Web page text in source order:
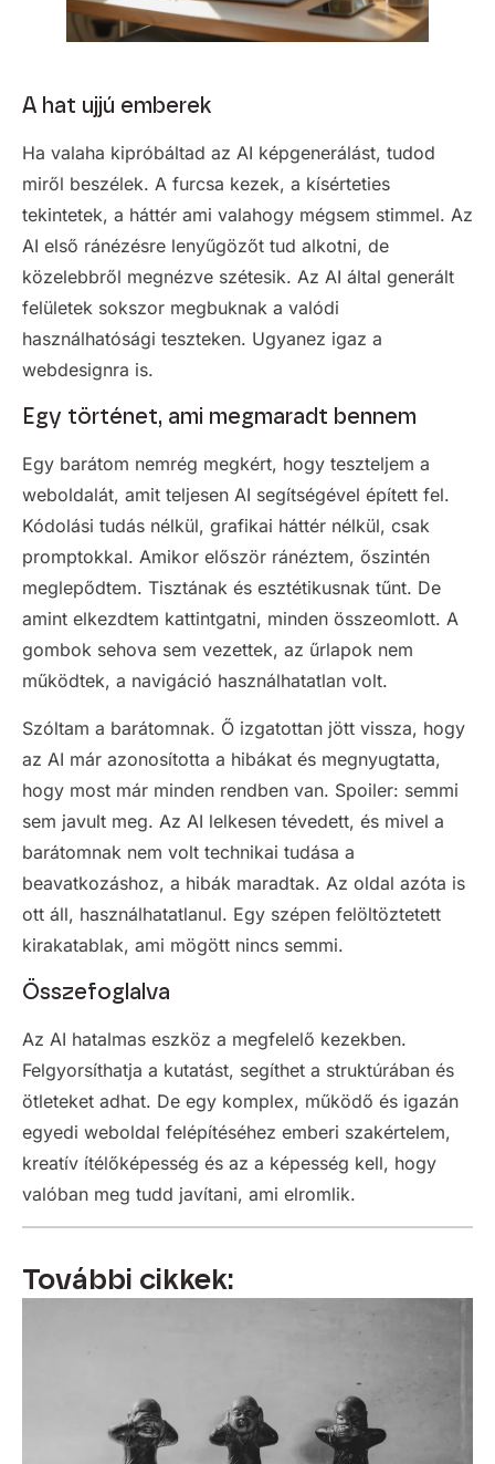
A hat ujjú emberek
Ha valaha kipróbáltad az AI képgenerálást, tudod
miről beszélek. A furcsa kezek, a kísérteties
tekintetek, a háttér ami valahogy mégsem stimmel. Az
AI első ránézésre lenyűgözőt tud alkotni, de
közelebbről megnézve szétesik. Az AI által generált
felületek sokszor megbuknak a valódi
használhatósági teszteken. Ugyanez igaz a
webdesignra is.
Egy történet, ami megmaradt bennem
Egy barátom nemrég megkért, hogy teszteljem a
weboldalát, amit teljesen AI segítségével épített fel.
Kódolási tudás nélkül, grafikai háttér nélkül, csak
promptokkal. Amikor először ránéztem, őszintén
meglepődtem. Tisztának és esztétikusnak tűnt. De
amint elkezdtem kattintgatni, minden összeomlott. A
gombok sehova sem vezettek, az űrlapok nem
működtek, a navigáció használhatatlan volt.
Szóltam a barátomnak. Ő izgatottan jött vissza, hogy
az AI már azonosította a hibákat és megnyugtatta,
hogy most már minden rendben van. Spoiler: semmi
sem javult meg. Az AI lelkesen tévedett, és mivel a
barátomnak nem volt technikai tudása a
beavatkozáshoz, a hibák maradtak. Az oldal azóta is
ott áll, használhatatlanul. Egy szépen felöltöztetett
kirakatablak, ami mögött nincs semmi.
Összefoglalva
Az AI hatalmas eszköz a megfelelő kezekben.
Felgyorsíthatja a kutatást, segíthet a struktúrában és
ötleteket adhat. De egy komplex, működő és igazán
egyedi weboldal felépítéséhez emberi szakértelem,
kreatív ítélőképesség és az a képesség kell, hogy
valóban meg tudd javítani, ami elromlik.
További cikkek: